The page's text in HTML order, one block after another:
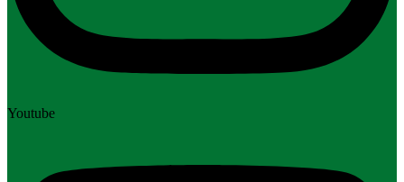
Youtube